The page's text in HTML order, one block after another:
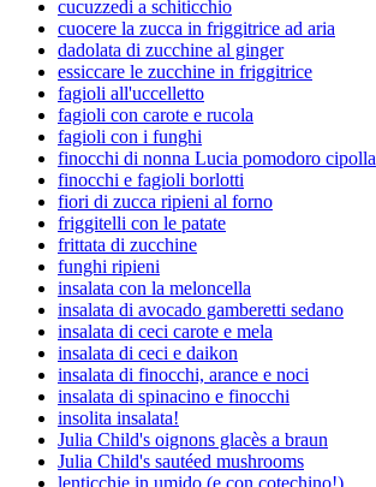
cucuzzedi a schiticchio
cuocere la zucca in friggitrice ad aria
dadolata di zucchine al ginger
essiccare le zucchine in friggitrice
fagioli all'uccelletto
fagioli con carote e rucola
fagioli con i funghi
finocchi di nonna Lucia pomodoro cipolla
finocchi e fagioli borlotti
fiori di zucca ripieni al forno
friggitelli con le patate
frittata di zucchine
funghi ripieni
insalata con la meloncella
insalata di avocado gamberetti sedano
insalata di ceci carote e mela
insalata di ceci e daikon
insalata di finocchi, arance e noci
insalata di spinacino e finocchi
insolita insalata!
Julia Child's oignons glacès a braun
Julia Child's sautéed mushrooms
lenticchie in umido (e con cotechino!)